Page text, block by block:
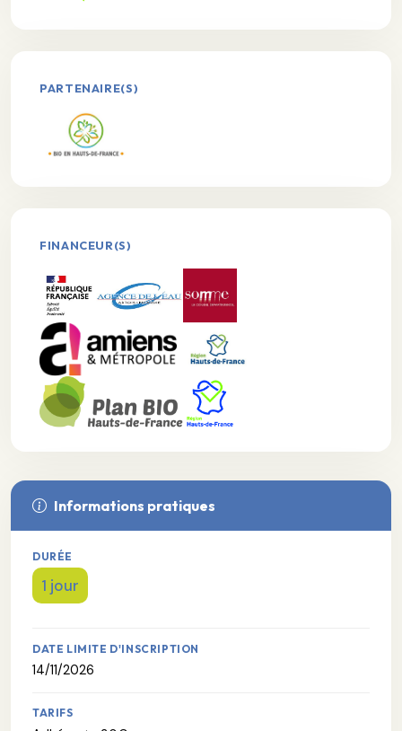
PARTENAIRE(S)
FINANCEUR(S)
Informations pratiques
DURÉE
1 jour
DATE LIMITE D'INSCRIPTION
14/11/2026
TARIFS